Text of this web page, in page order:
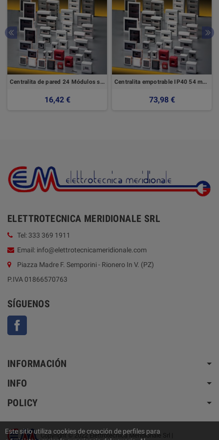
Centralita de pared 24 Módulos sin Elettrocanali de puerta
16,42 €
Centralita empotrable IP40 54 módulos con puerta transparente
73,98 €
ELETTROTECNICA MERIDIONALE SRL
Tel: 333 369 1911
Email: info@elettrotecnicameridionale.com
Piazza Madre F. Semporini - Rionero In V. (PZ)
P.IVA 01866570763
SÍGUENOS
INFORMACIÓN
INFO
POLICY
Copyright © 2022 Elettrotecnica Meridionale Srl |
Este sitio utiliza cookies de creación de perfiles para